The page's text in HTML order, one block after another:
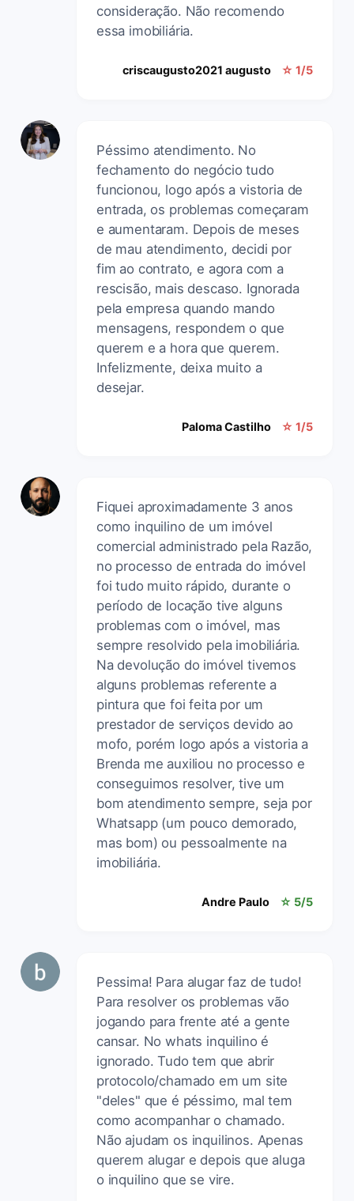
consideração. Não recomendo
essa imobiliária.
criscaugusto2021 augusto ☆ 1/5
Péssimo atendimento. No
fechamento do negócio tudo
funcionou, logo após a vistoria de
entrada, os problemas começaram
e aumentaram. Depois de meses
de mau atendimento, decidi por
fim ao contrato, e agora com a
rescisão, mais descaso. Ignorada
pela empresa quando mando
mensagens, respondem o que
querem e a hora que querem.
Infelizmente, deixa muito a
desejar.
Paloma Castilho ☆ 1/5
Fiquei aproximadamente 3 anos
como inquilino de um imóvel
comercial administrado pela Razão,
no processo de entrada do imóvel
foi tudo muito rápido, durante o
período de locação tive alguns
problemas com o imóvel, mas
sempre resolvido pela imobiliária.
Na devolução do imóvel tivemos
alguns problemas referente a
pintura que foi feita por um
prestador de serviços devido ao
mofo, porém logo após a vistoria a
Brenda me auxiliou no processo e
conseguimos resolver, tive um
bom atendimento sempre, seja por
Whatsapp (um pouco demorado,
mas bom) ou pessoalmente na
imobiliária.
Andre Paulo ☆ 5/5
Pessima! Para alugar faz de tudo!
Para resolver os problemas vão
jogando para frente até a gente
cansar. No whats inquilino é
ignorado. Tudo tem que abrir
protocolo/chamado em um site
"deles" que é péssimo, mal tem
como acompanhar o chamado.
Não ajudam os inquilinos. Apenas
querem alugar e depois que aluga
o inquilino que se vire.